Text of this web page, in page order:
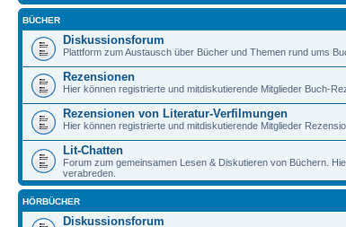
BÜCHER
Diskussionsforum
Plattform zum Austausch über Bücher und Themen rund ums
Rezensionen
Hier können registrierte und mitdiskutierende Mitglieder Buch-
Rezensionen von Literatur-Verfilmungen
Hier können registrierte und mitdiskutierende Mitglieder
Lit-Chatten
Forum zum gemeinsamen Lesen & Diskutieren von Büchern.
verabreden.
HÖRBÜCHER
Diskussionsforum